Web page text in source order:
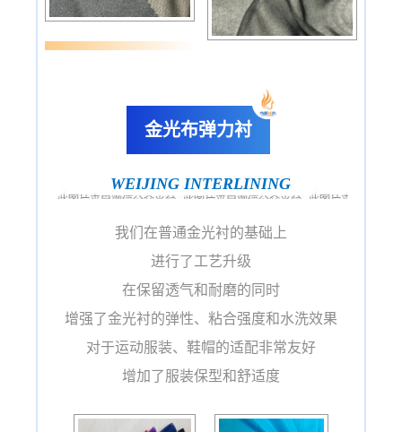
金光布弹力衬
WEIJING INTERLINING
我们在普通金光衬的基础上
进行了工艺升级
在保留透气和耐磨的同时
增强了金光衬的弹性、粘合强度和水洗效果
对于运动服装、鞋帽的适配非常友好
增加了服装保型和舒适度